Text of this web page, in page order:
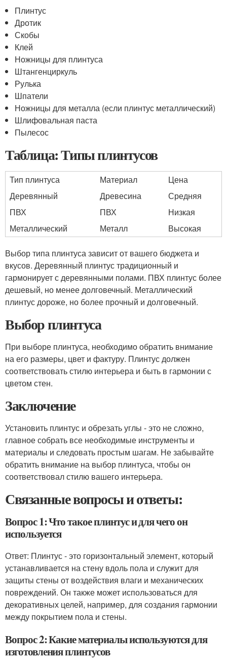
Плинтус
Дротик
Скобы
Клей
Ножницы для плинтуса
Штангенциркуль
Рулька
Шпатели
Ножницы для металла (если плинтус металлический)
Шлифовальная паста
Пылесос
Таблица: Типы плинтусов
Тип плинтуса Материал
Цена
Деревянный
Древесина
Средняя
ПВХ
ПВХ
Низкая
Металлический
Металл Высокая
Выбор типа плинтуса зависит от вашего бюджета и
вкусов. Деревянный плинтус традиционный и
гармонирует с деревянными полами. ПВХ плинтус более
дешевый, но менее долговечный. Металлический
плинтус дороже, но более прочный и долговечный.
Выбор плинтуса
При выборе плинтуса, необходимо обратить внимание
на его размеры, цвет и фактуру. Плинтус должен
соответствовать стилю интерьера и быть в гармонии с
цветом стен.
Заключение
Установить плинтус и обрезать углы - это не сложно,
главное собрать все необходимые инструменты и
материалы и следовать простым шагам. Не забывайте
обратить внимание на выбор плинтуса, чтобы он
соответствовал стилю вашего интерьера.
Связанные вопросы и ответы:
Вопрос 1: Что такое плинтус и для чего он
используется
Ответ: Плинтус - это горизонтальный элемент, который
устанавливается на стену вдоль пола и служит для
защиты стены от воздействия влаги и механических
повреждений. Он также может использоваться для
декоративных целей, например, для создания гармонии
между покрытием пола и стены.
Вопрос 2: Какие материалы используются для
изготовления плинтусов